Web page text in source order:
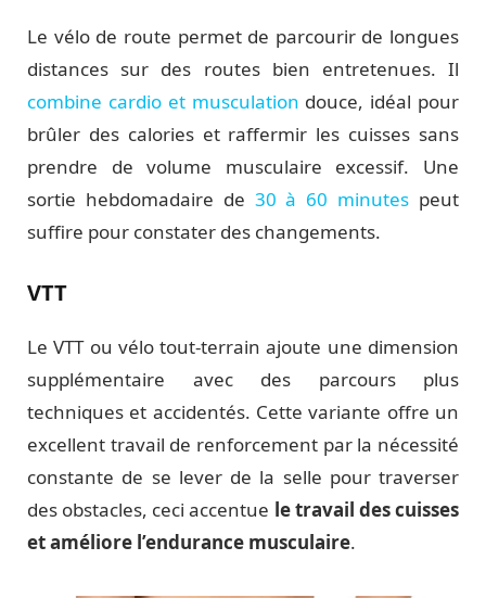
Le vélo de route permet de parcourir de longues
distances sur des routes bien entretenues. Il
combine cardio et musculation douce, idéal pour
brûler des calories et raffermir les cuisses sans
prendre de volume musculaire excessif. Une
sortie hebdomadaire de 30 à 60 minutes peut
suffire pour constater des changements.
VTT
Le VTT ou vélo tout-terrain ajoute une dimension
supplémentaire avec des parcours plus
techniques et accidentés. Cette variante offre un
excellent travail de renforcement par la nécessité
constante de se lever de la selle pour traverser
des obstacles, ceci accentue le travail des cuisses
et améliore l’endurance musculaire.